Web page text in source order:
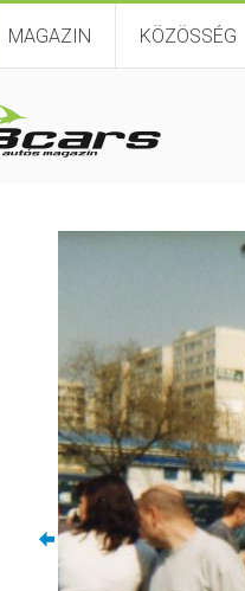
MAGAZIN KÖZÖSSÉG